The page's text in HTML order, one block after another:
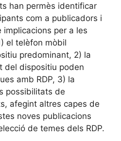
han permès identificar
com a publicadors i
implicacions per a les
el telèfon mòbil
predominant, 2) la
del dispositiu poden
amb RDP, 3) la
possibilitats de
afegint altres capes de
noves publicacions
de temes dels RDP.